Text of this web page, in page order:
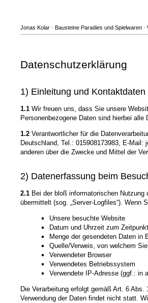
Jonas Kolar · Bausteine Paradies und Spielwaren
Datenschutzerklärung
1) Einleitung und
1.1 Wir freuen uns, dass Sie unsere
Personenbezogene Daten sind hierbei
1.2 Verantwortlicher für die
Deutschland, Tel.: 015908173983, E-
anderen über die Zwecke und Mittel der
2) Datenerfassung beim
2.1 Bei der bloß informatorischen
übermittelt (sog. „Server-Logfiles“).
Unsere besuchte Website
Datum und Uhrzeit zum
Menge der gesendeten Daten in
Quelle/Verweis, von welchem
Verwendeter Browser
Verwendetes Betriebssystem
Verwendete IP-Adresse (ggf.: in
Die Verarbeitung erfolgt gemäß Art. 6
Verwendung der Daten findet nicht statt.